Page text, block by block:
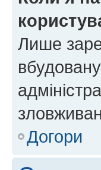
Лише
Догори